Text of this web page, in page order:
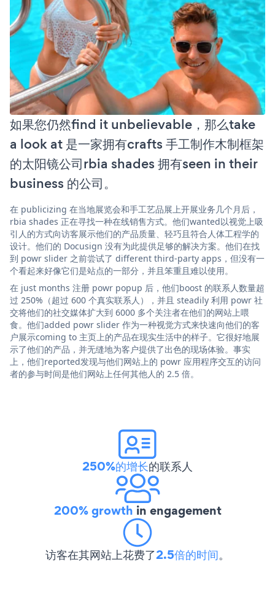
如果您仍然find it unbelievable，那么take
a look at 是一家拥有crafts 手工制作木制框架
的太阳镜公司rbia shades 拥有seen in their
business 的公司。
在 publicizing 在当地展览会和手工艺品展上开展业务几个月后，
rbia shades 正在寻找一种在线销售方式。他们wanted以视觉上吸
引人的方式向访客展示他们的产品质量、轻巧且符合人体工程学的
设计。他们的 Docusign 没有为此提供足够的解决方案。他们在找
到 powr slider 之前尝试了 different third-party apps，但没有一
个看起来好像它们是站点的一部分，并且笨重且难以使用。
在 just months 注册 powr popup 后，他们boost 的联系人数量超
过 250%（超过 600 个真实联系人），并且 steadily 利用 powr 社
交将他们的社交媒体扩大到 6000 多个关注者在他们的网站上喂
食。他们added powr slider 作为一种视觉方式来快速向他们的客
户展示coming to 主页上的产品在现实生活中的样子。它很好地展
示了他们的产品，并无缝地为客户提供了出色的现场体验。事实
上，他们reported发现与他们网站上的 powr 应用程序交互的访问
者的参与时间是他们网站上任何其他人的 2.5 倍。
250%的增长的联系人
200% growth in engagement
访客在其网站上花费了2.5倍的时间。